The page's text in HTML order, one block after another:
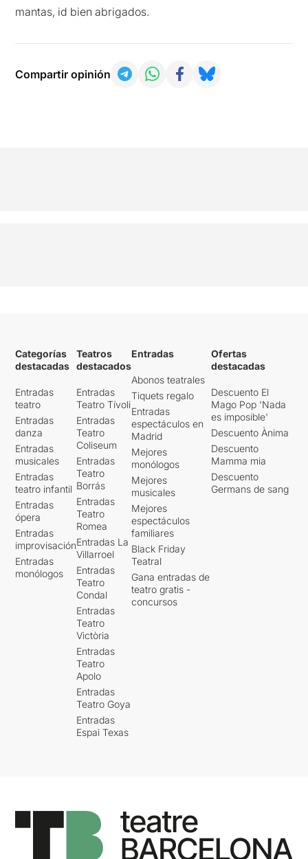
mantas, id bien abrigados.
Compartir opinión
Categorías
destacadas
Entradas
teatro
Entradas
danza
Entradas
musicales
Entradas
teatro infantil
Entradas
ópera
Entradas
improvisación
Entradas
monólogos
Teatros
destacados
Entradas
Teatro Tívoli
Entradas
Teatro
Coliseum
Entradas
Teatro
Borrás
Entradas
Teatro
Romea
Entradas La
Villarroel
Entradas
Teatro
Condal
Entradas
Teatro
Victòria
Entradas
Teatro
Apolo
Entradas
Teatro Goya
Entradas
Espai Texas
Entradas
Abonos teatrales
Tiquets regalo
Entradas
espectáculos en
Madrid
Mejores
monólogos
Mejores
musicales
Mejores
espectáculos
familiares
Black Friday
Teatral
Gana entradas de
teatro gratis -
concursos
Ofertas
destacadas
Descuento El
Mago Pop 'Nada
es imposible'
Descuento Ànima
Descuento
Mamma mia
Descuento
Germans de sang